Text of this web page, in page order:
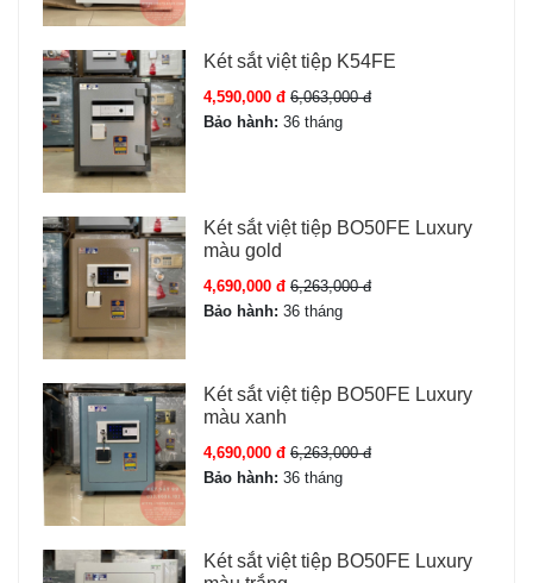
Két sắt việt tiệp K54FE
4,590,000 đ 6,063,000 đ
Bảo hành: 36 tháng
Két sắt việt tiệp BO50FE Luxury
màu gold
4,690,000 đ 6,263,000 đ
Bảo hành: 36 tháng
Két sắt việt tiệp BO50FE Luxury
màu xanh
4,690,000 đ 6,263,000 đ
Bảo hành: 36 tháng
Két sắt việt tiệp BO50FE Luxury